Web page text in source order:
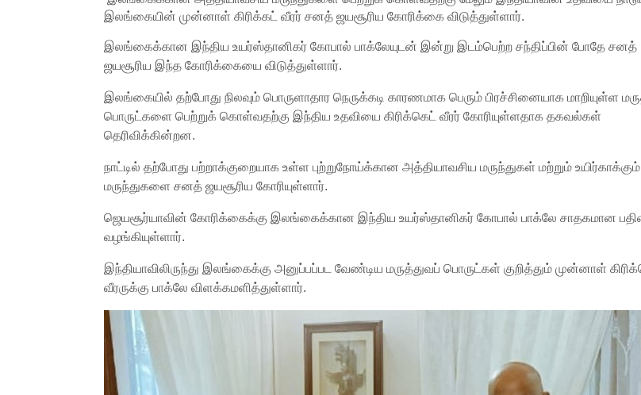
இலங்கையின் முன்னாள் கிரிக்கட் வீரர் சனத் ஜயசூரிய கோரிக்கை விடுத்துள்ளார்.
இலங்கைக்கான இந்திய உயர்ஸ்தானிகர் கோபால் பாக்லேயுடன் இன்று இடம்பெற்ற சந்திப்பின் போதே சனத்
ஜயசூரிய இந்த கோரிக்கையை விடுத்துள்ளார்.
இலங்கையில் தற்போது நிலவும் பொருளாதார நெருக்கடி காரணமாக பெரும் பிரச்சினையாக மாறியுள்ள
பொருட்களை பெற்றுக் கொள்வதற்கு இந்திய உதவியை கிரிக்கெட் வீரர் கோரியுள்ளதாக தகவல்கள்
தெரிவிக்கின்றன.
நாட்டில் தற்போது பற்றாக்குறையாக உள்ள புற்றுநோய்க்கான அத்தியாவசிய மருந்துகள் மற்றும் உயிர்காக்கும்
மருந்துகளை சனத் ஜயசூரிய கோரியுள்ளார்.
ஜெயசூர்யாவின் கோரிக்கைக்கு இலங்கைக்கான இந்திய உயர்ஸ்தானிகர் கோபால் பாக்லே சாதகமான
வழங்கியுள்ளார்.
இந்தியாவிலிருந்து இலங்கைக்கு அனுப்பப்பட வேண்டிய மருத்துவப் பொருட்கள் குறித்தும் முன்னாள்
வீரருக்கு பாக்லே விளக்கமளித்துள்ளார்.